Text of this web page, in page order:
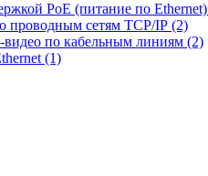
PoE (питание по Ethernet)
проводным сетям TCP/IP (2)
по кабельным линиям (2)
(1)